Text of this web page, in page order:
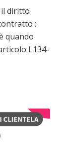
il diritto
:
quando
L134-